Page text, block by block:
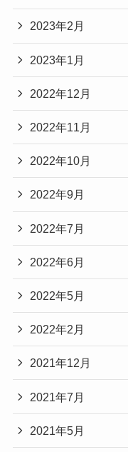
2023年2月
2023年1月
2022年12月
2022年11月
2022年10月
2022年9月
2022年7月
2022年6月
2022年5月
2022年2月
2021年12月
2021年7月
2021年5月